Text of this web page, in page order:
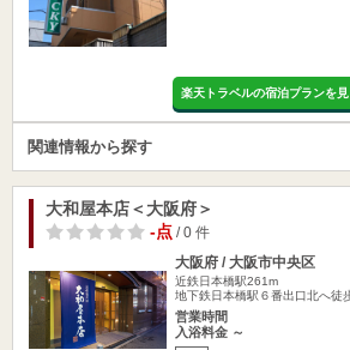
楽天トラベルの宿泊プランを見
関連情報から探す
大和屋本店＜大阪府＞
-点 / 0 件
大阪府 / 大阪市中央区
近鉄日本橋駅261m
地下鉄日本橋駅６番出口北へ徒
営業時間
入浴料金 ～